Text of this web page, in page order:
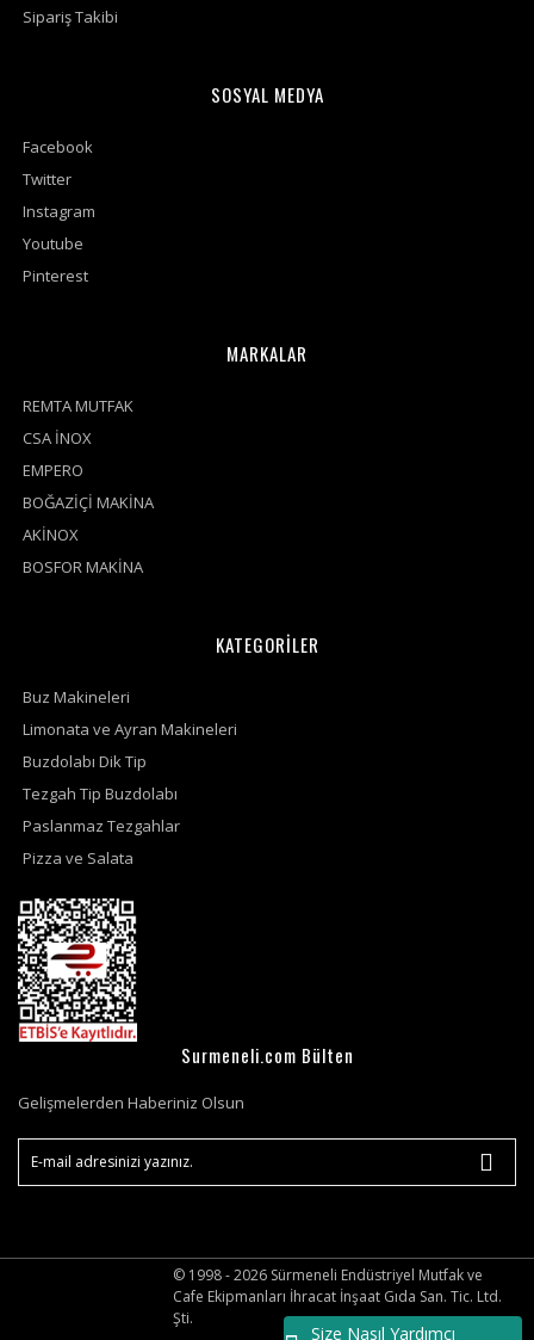
Size Nasıl Yardımcı
Sipariş Takibi
SOSYAL MEDYA
Facebook
Twitter
Instagram
Youtube
Pinterest
MARKALAR
REMTA MUTFAK
CSA İNOX
EMPERO
BOĞAZİÇİ MAKİNA
AKİNOX
BOSFOR MAKİNA
KATEGORİLER
Buz Makineleri
Limonata ve Ayran Makineleri
Buzdolabı Dik Tip
Tezgah Tip Buzdolabı
Paslanmaz Tezgahlar
Pizza ve Salata
Surmeneli.com Bülten
Gelişmelerden Haberiniz Olsun
© 1998 - 2026 Sürmeneli Endüstriyel Mutfak ve
Cafe Ekipmanları İhracat İnşaat Gıda San. Tic. Ltd.
Şti.